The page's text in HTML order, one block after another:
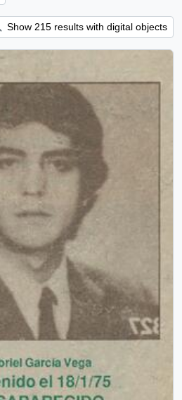
Show 215 results with digital objects